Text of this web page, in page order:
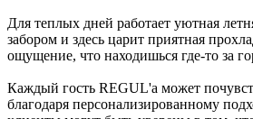
Для теплых дней работает уютная
забором и здесь царит приятная
ощущение, что находишься где-то за
Каждый гость REGUL'а может
благодаря персонализированному